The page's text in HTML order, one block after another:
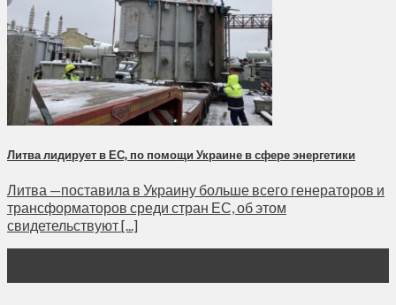
Литва лидирует в ЕС, по помощи Украине в сфере энергетики
Литва —поставила в Украину больше всего генераторов и
трансформаторов среди стран ЕС, об этом
свидетельствуют [...]